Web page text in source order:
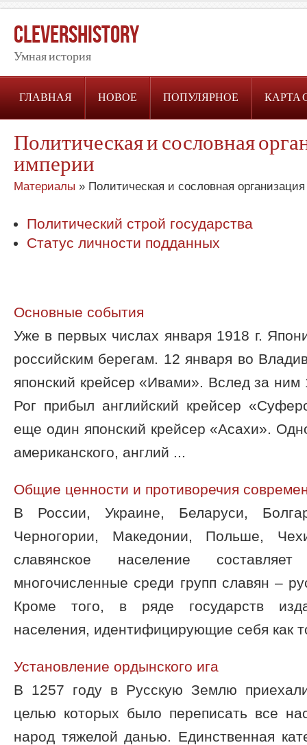
CleversHistory
Умная история
ГЛАВНАЯ НОВОЕ ПОПУЛЯРНОЕ КАРТА
Политическая и сословная
империи
Материалы » Политическая и сословная
Политический строй государства
Статус личности подданных
Основные события
Уже в первых числах января 1918 г.
российским берегам. 12 января во
японский крейсер «Ивами». Вслед за ним
Рог прибыл английский крейсер
еще один японский крейсер «Асахи».
американского, англий ...
Общие ценности и противоречия
В России, Украине, Беларуси,
Черногории, Македонии, Польше,
славянское население
многочисленные среди групп славян –
Кроме того, в ряде государств
населения, идентифицирующие себя как
Установление ордынского ига
В 1257 году в Русскую Землю
целью которых было переписать все
народ тяжелой данью. Единственная